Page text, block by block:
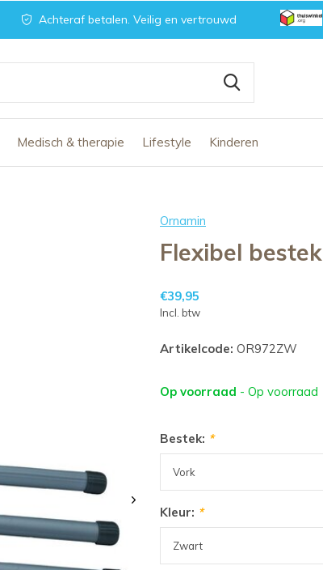
Medisch & therapie Lifestyle Kinderen
Achteraf betalen. Veilig en vertrouwd
Ornamin
Flexibel bestek
€39,95
Incl. btw
Artikelcode: OR972ZW
Op voorraad - Op voorraad
Bestek: *
Kleur: *